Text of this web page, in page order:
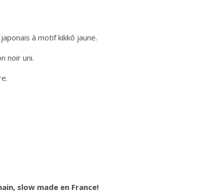
à motif kikkô jaune.
noir uni.
slow made en France!